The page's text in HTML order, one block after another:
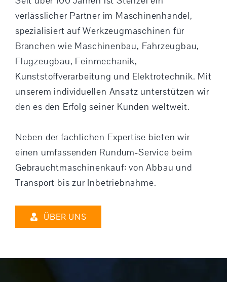
verlässlicher Partner im Maschinenhandel,
spezialisiert auf Werkzeugmaschinen für
Branchen wie Maschinenbau, Fahrzeugbau,
Flugzeugbau, Feinmechanik,
Kunststoffverarbeitung und Elektrotechnik. Mit
unserem individuellen Ansatz unterstützen wir
den es den Erfolg seiner Kunden weltweit.
Neben der fachlichen Expertise bieten wir
einen umfassenden Rundum-Service beim
Gebrauchtmaschinenkauf: von Abbau und
Transport bis zur Inbetriebnahme.
ÜBER UNS